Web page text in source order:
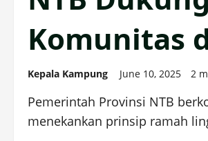
Komunitas
Kepala Kampung June 10, 2025 2
Pemerintah Provinsi NTB
menekankan prinsip ramah